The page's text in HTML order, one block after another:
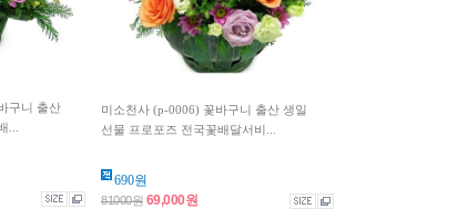
구니 출산
...
미소천사 (p-0006) 꽃바구니 출산 생일
선물 프로포즈 전국꽃배달서비...
690원
81000원 69,000원